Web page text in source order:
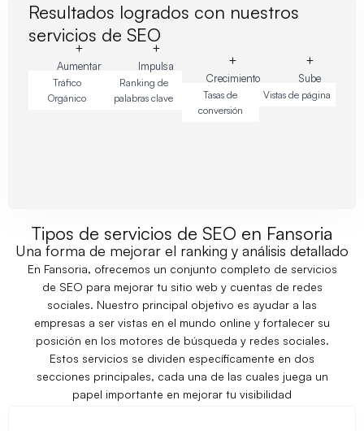
Resultados logrados con nuestros
servicios de SEO
+
Aumentar
Tráfico
Orgánico
+
Impulsa
Ranking de
palabras clave
+
Crecimiento
Tasas de
conversión
+
Sube
Vistas de página
Tipos de servicios de SEO en Fansoria
Una forma de mejorar el ranking y análisis detallado
En Fansoria, ofrecemos un conjunto completo de servicios
de SEO para mejorar tu sitio web y cuentas de redes
sociales. Nuestro principal objetivo es ayudar a las
empresas a ser vistas en el mundo online y fortalecer su
posición en los motores de búsqueda y redes sociales.
Estos servicios se dividen específicamente en dos
secciones principales, cada una de las cuales juega un
papel importante en mejorar tu visibilidad